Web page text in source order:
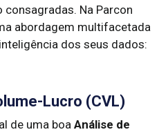
Na Parcon
abordagem multifacetada
dos seus dados:
Lucro (CVL)
de uma boa Análise de